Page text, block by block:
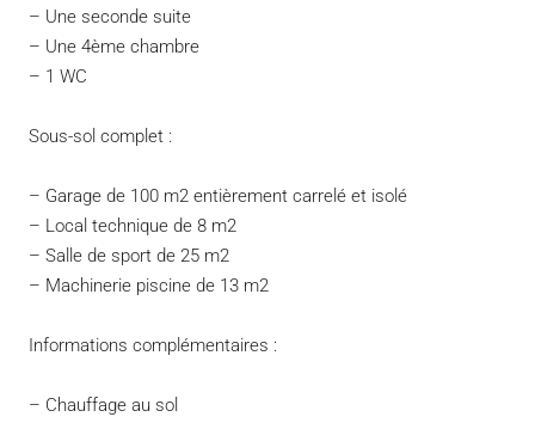
– Une seconde suite
– Une 4ème chambre
– 1 WC
Sous-sol complet :
– Garage de 100 m2 entièrement carrelé et isolé
– Local technique de 8 m2
– Salle de sport de 25 m2
– Machinerie piscine de 13 m2
Informations complémentaires :
– Chauffage au sol